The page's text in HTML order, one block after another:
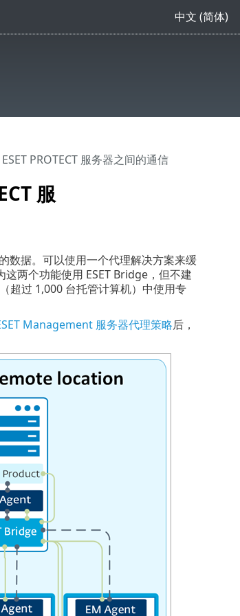
中文 (简体)
服
PROTECT 服务器之间的通信
数据。可以使用一个代理解决方案来缓
两个功能使用 ESET Bridge，但不建
超过 1,000 台托管计算机）中使用专
Management 服务器代理策略后，